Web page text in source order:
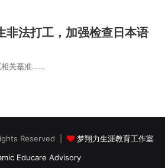
非法打工，加强检查日本语
相关基准……
Reserved |
梦翔力生涯教育工作室
Educare Advisory